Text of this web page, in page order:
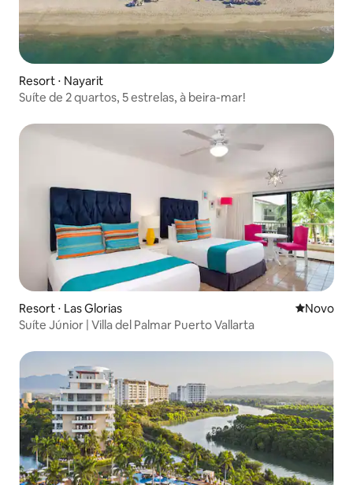
Resort ⋅ Nayarit
Suíte de 2 quartos, 5 estrelas, à beira-mar!
Resort ⋅ Las Glorias Novo
Novo
Suíte Júnior | Villa del Palmar Puerto Vallarta